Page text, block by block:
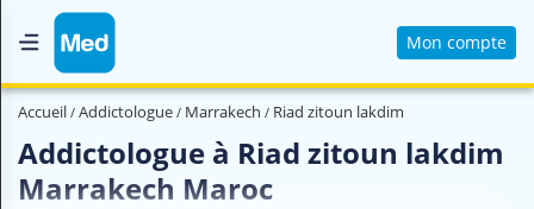
Mon compte
Accueil
Magazine Médical
Accueil Addictologue Marrakech Riad zitoun lakdim
Addictologue à Riad zitoun lakdim
Marrakech Maroc